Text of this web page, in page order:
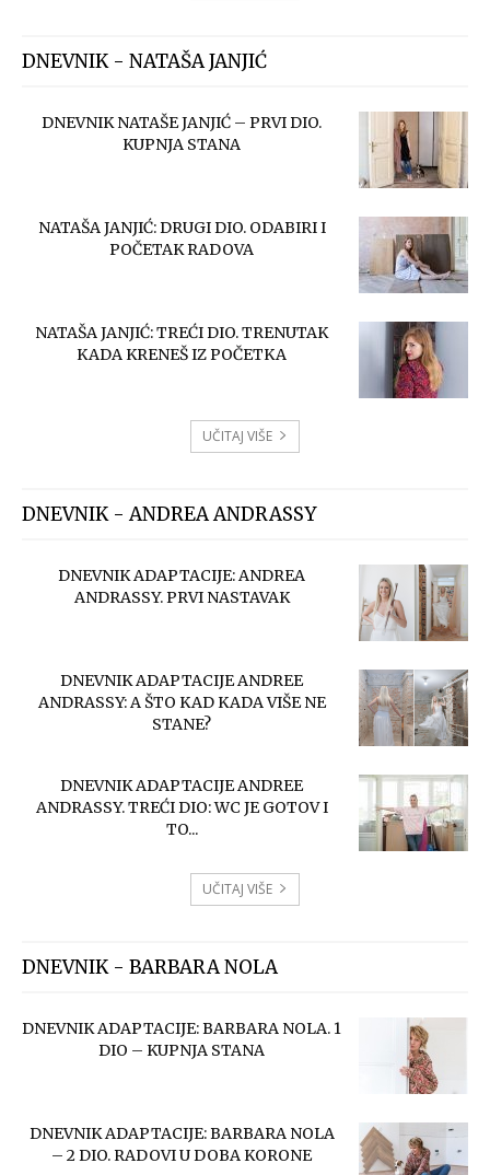
DNEVNIK - NATAŠA JANJIĆ
DNEVNIK NATAŠE JANJIĆ – PRVI DIO.
KUPNJA STANA
NATAŠA JANJIĆ: DRUGI DIO. ODABIRI I
POČETAK RADOVA
NATAŠA JANJIĆ: TREĆI DIO. TRENUTAK
KADA KRENEŠ IZ POČETKA
UČITAJ VIŠE
DNEVNIK - ANDREA ANDRASSY
DNEVNIK ADAPTACIJE: ANDREA
ANDRASSY. PRVI NASTAVAK
DNEVNIK ADAPTACIJE ANDREE
ANDRASSY: A ŠTO KAD KADA VIŠE NE
STANE?
DNEVNIK ADAPTACIJE ANDREE
ANDRASSY. TREĆI DIO: WC JE GOTOV I
TO...
UČITAJ VIŠE
DNEVNIK - BARBARA NOLA
DNEVNIK ADAPTACIJE: BARBARA NOLA. 1
DIO – KUPNJA STANA
DNEVNIK ADAPTACIJE: BARBARA NOLA
– 2 DIO. RADOVI U DOBA KORONE